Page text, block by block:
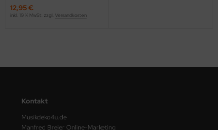
12,95 €
inkl. 19 % MwSt. zzgl. Versandkosten
Kontakt
Musikdeko4u.de
Manfred Breier Online-Marketing